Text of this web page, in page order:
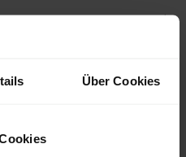
Über Cookies